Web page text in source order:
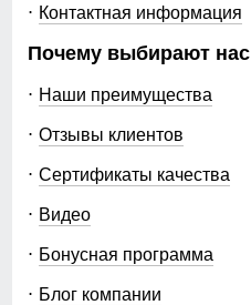
Контактная информация
Почему выбирают нас
Наши преимущества
Отзывы клиентов
Сертификаты качества
Видео
Бонусная программа
Блог компании